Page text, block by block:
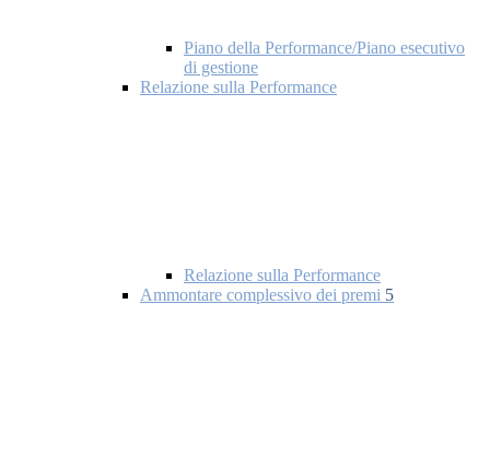
Piano della Performance/Piano esecutivo
di gestione
Relazione sulla Performance
Relazione sulla Performance
Ammontare complessivo dei premi 5